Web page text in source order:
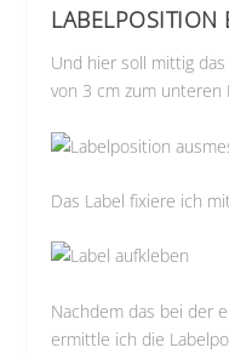
LABELPOSITION
Und hier soll mittig
von 3 cm zum unteren
Das Label fixiere ich
Nachdem das bei der
ermittle ich die